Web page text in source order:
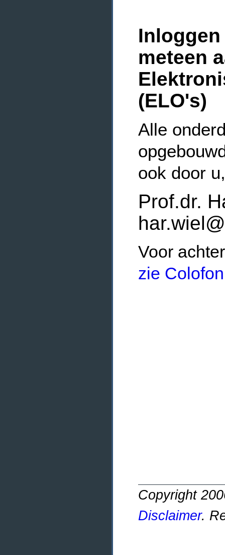
meteen
(ELO's)
Alle
ook door
Prof.dr.
Voor
zie Colofon
Copyright
Disclaimer.